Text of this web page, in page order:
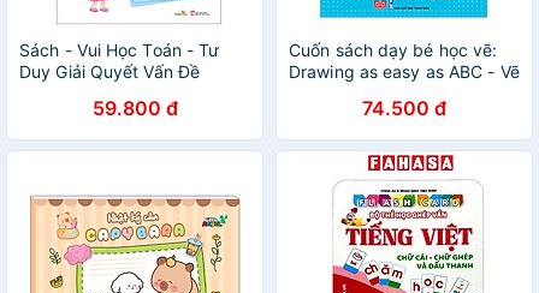
Sách - Vui Học Toán - Tư
Duy Giải Quyết Vấn Đề
59.800 đ
Cuốn sách dạy bé học vẽ:
Drawing as easy as ABC - Vẽ
cái - Thế giới động vật (tặng
kèm bookmark sáng tạo)
74.500 đ